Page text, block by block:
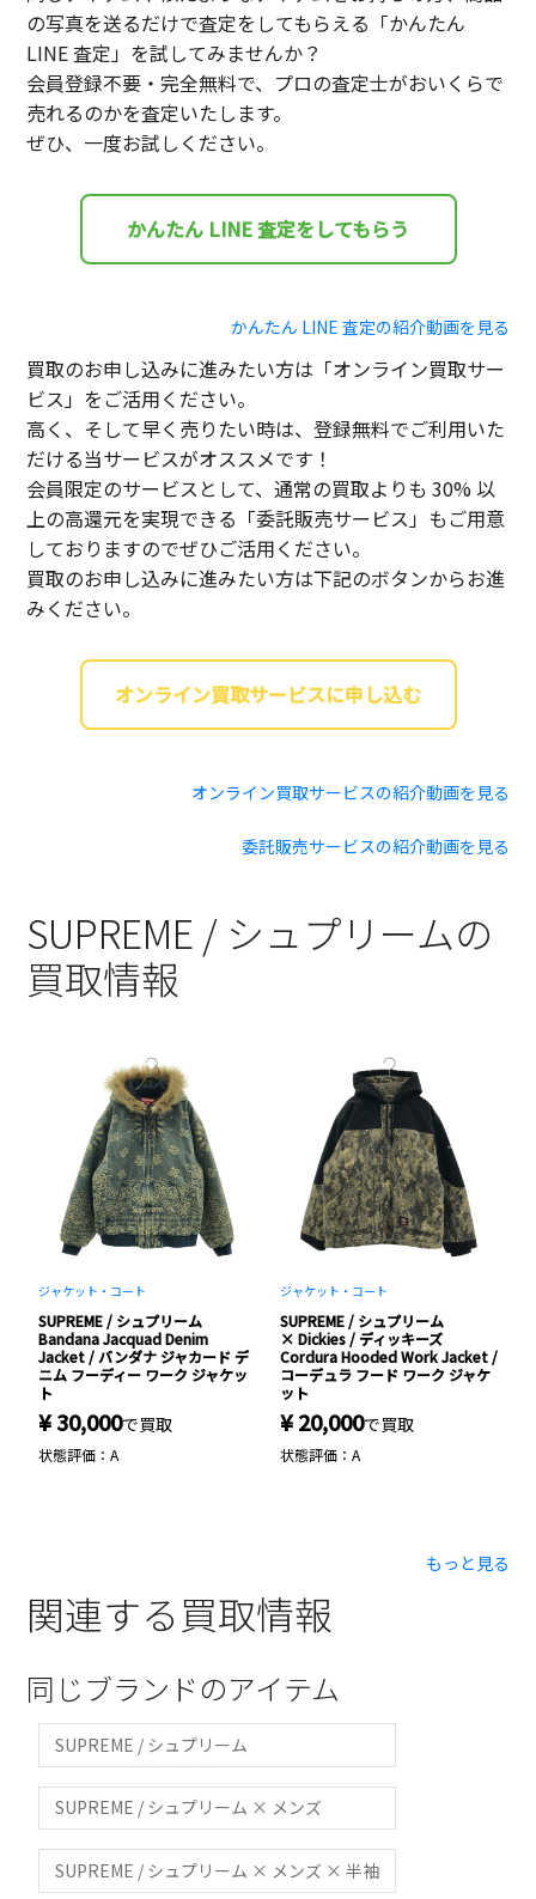
の写真を送るだけで査定をしてもらえる「かんたん
LINE 査定」を試してみませんか？
会員登録不要・完全無料で、プロの査定士がおいくらで
売れるのかを査定いたします。
ぜひ、一度お試しください。
かんたん LINE 査定をしてもらう
かんたん LINE 査定の紹介動画を見る
買取のお申し込みに進みたい方は「オンライン買取サー
ビス」をご活用ください。
高く、そして早く売りたい時は、登録無料でご利用いた
だける当サービスがオススメです！
会員限定のサービスとして、通常の買取よりも 30% 以
上の高還元を実現できる「委託販売サービス」もご用意
しておりますのでぜひご活用ください。
買取のお申し込みに進みたい方は下記のボタンからお進
みください。
オンライン買取サービスに申し込む
オンライン買取サービスの紹介動画を見る
委託販売サービスの紹介動画を見る
SUPREME / シュプリームの
買取情報
ジャケット・コート
SUPREME / シュプリーム
Bandana Jacquad Denim
Jacket / バンダナ ジャカード デ
ニム フーディー ワーク ジャケッ
ト
¥ 30,000で買取
状態評価：A
ジャケット・コート
SUPREME / シュプリーム
× Dickies / ディッキーズ
Cordura Hooded Work Jacket /
コーデュラ フード ワーク ジャケ
ット
¥ 20,000で買取
状態評価：A
もっと見る
関連する買取情報
同じブランドのアイテム
SUPREME / シュプリーム
SUPREME / シュプリーム × メンズ
SUPREME / シュプリーム × メンズ × 半袖